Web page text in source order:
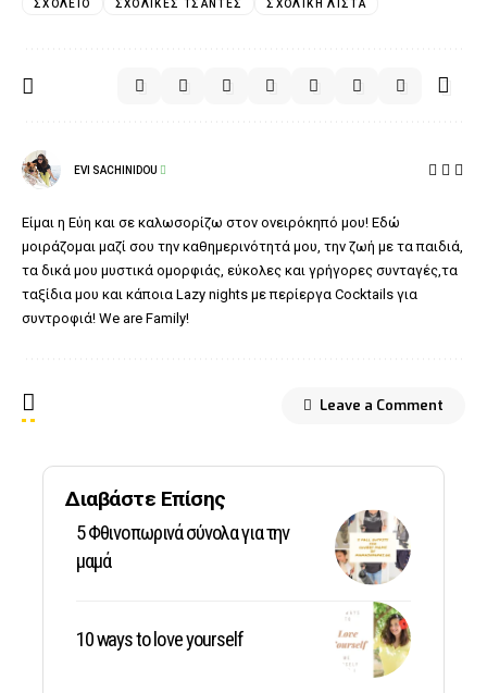
ΣΧΟΛΕΊΟ
ΣΧΟΛΙΚΈΣ ΤΣΆΝΤΕΣ ΣΧΟΛΙΚΉ ΛΊΣΤΑ
EVI SACHINIDOU
Είμαι η Εύη και σε καλωσορίζω στον ονειρόκηπό μου! Εδώ
μοιράζομαι μαζί σου την καθημερινότητά μου, την ζωή με τα παιδιά,
τα δικά μου μυστικά ομορφιάς, εύκολες και γρήγορες συνταγές,τα
ταξίδια μου και κάποια Lazy nights με περίεργα Cocktails για
συντροφιά! We are Family!
Leave a Comment
Διαβάστε Επίσης
5 Φθινοπωρινά σύνολα για την
μαμά
10 ways to love yourself